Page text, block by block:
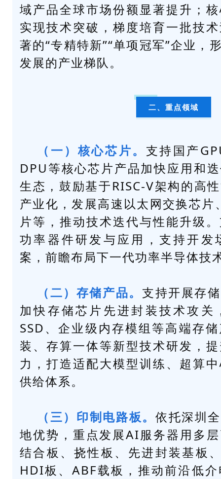
域产品全球市场份额显著提升；
实现技术突破，梯度培育一批技
著的“专精特新”“单项冠军”企业，
发展的产业梯队。
二、重点领域
（一）核心芯片。 支持国产
DPU等核心芯片产品加快应用和
生态，鼓励基于RISC-V架构的高
产业化，发展高速以太网交换芯
片等，推动技术迭代与性能升级
功率器件研发与应用，支持开发
案，前瞻布局下一代功率半导体技
（二）存储产品。 支持开展存
加快存储芯片先进封装技术攻关
SSD、企业级内存模组等高端存
装、存算一体等新型技术研发，
力，打造适配大模型训练、超算
供给体系。
（三）印制电路板。 依托深圳
地优势，重点发展AI服务器用多
结合板 、挠性板、先进封装基板
HDI板、 ABF载板 ，推动前沿低